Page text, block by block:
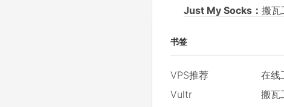
Just My Socks： 搬瓦
书签
VPS推荐
在线
Vultr
搬瓦